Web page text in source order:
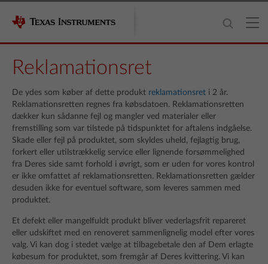
Reklamationsret
De ydes som køber af dette produkt reklamationsret i 2 år.
Reklamationsretten regnes fra købsdatoen. Reklamationsretten
dækker kun sådanne fejl og mangler ved materialer eller
fremstilling som var tilstede på tidspunktet for aftalens indgåelse.
Skade eller fejl på produktet, som skyldes uheld, fejlagtig brug,
forkert eller utilstrækkelig service eller lignende forsømmelighed
fra Deres side samt forhold i øvrigt, som er uden for vores kontrol
er ikke omfattet af reklamationsretten. Reklamationsretten gælder
desuden ikke for eventuel software, som leveres sammen med
produktet.
Et defekt eller mangelfuldt produkt bliver vederlagsfrit repareret
eller udskiftet med en renoveret sammenlignelig model efter vores
valg. Vi kan dog i stedet vælge at tilbagebetale den af Dem erlagte
købesum for produktet, som fremgår af Deres kvittering. Vi kan